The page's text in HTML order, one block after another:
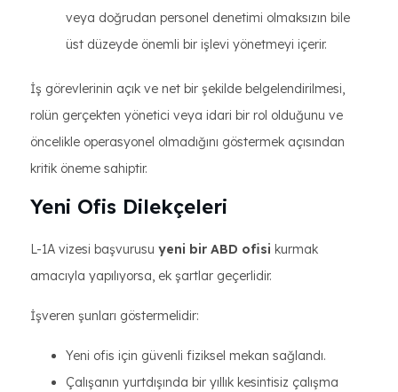
veya doğrudan personel denetimi olmaksızın bile
üst düzeyde önemli bir işlevi yönetmeyi içerir.
İş görevlerinin açık ve net bir şekilde belgelendirilmesi,
rolün gerçekten yönetici veya idari bir rol olduğunu ve
öncelikle operasyonel olmadığını göstermek açısından
kritik öneme sahiptir.
Yeni Ofis Dilekçeleri
L-1A vizesi başvurusu yeni bir ABD ofisi kurmak
amacıyla yapılıyorsa, ek şartlar geçerlidir.
İşveren şunları göstermelidir:
Yeni ofis için güvenli fiziksel mekan sağlandı.
Çalışanın yurtdışında bir yıllık kesintisiz çalışma